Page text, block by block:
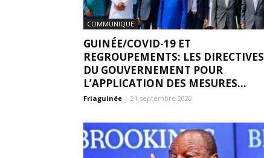
COMMUNIQUE
GUINÉE/COVID-19 ET
REGROUPEMENTS: LES DIRECTIVES
DU GOUVERNEMENT POUR
L’APPLICATION DES MESURES...
Friaguinée - 21 septembre 2020